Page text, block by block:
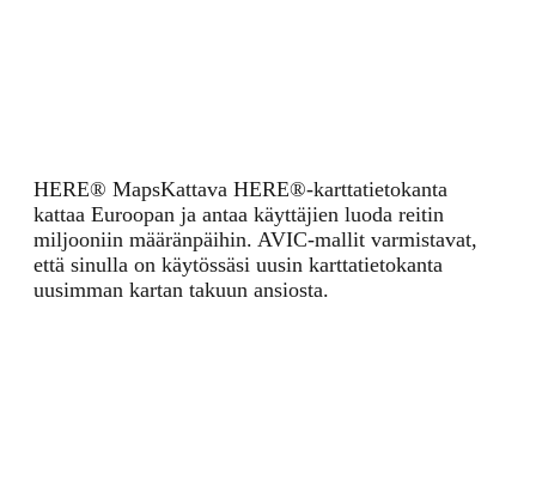
HERE® MapsKattava HERE®-karttatietokanta
kattaa Euroopan ja antaa käyttäjien luoda reitin
miljooniin määränpäihin. AVIC-mallit varmistavat,
että sinulla on käytössäsi uusin karttatietokanta
uusimman kartan takuun ansiosta.